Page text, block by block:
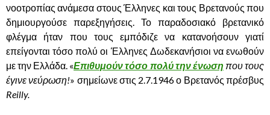
νοοτροπίας ανάμεσα στους Έλληνες και τους Βρετανούς που
δημιουργούσε παρεξηγήσεις. Το παραδοσιακό βρετανικό
φλέγμα ήταν που τους εμπόδιζε να κατανοήσουν γιατί
επείγονται τόσο πολύ οι Έλληνες Δωδεκανήσιοι να ενωθούν
με την Ελλάδα. «Επιθυμούν τόσο πολύ την ένωση που τους
έγινε νεύρωση!» σημείωνε στις 2.7.1946 ο Βρετανός πρέσβυς
Reilly.